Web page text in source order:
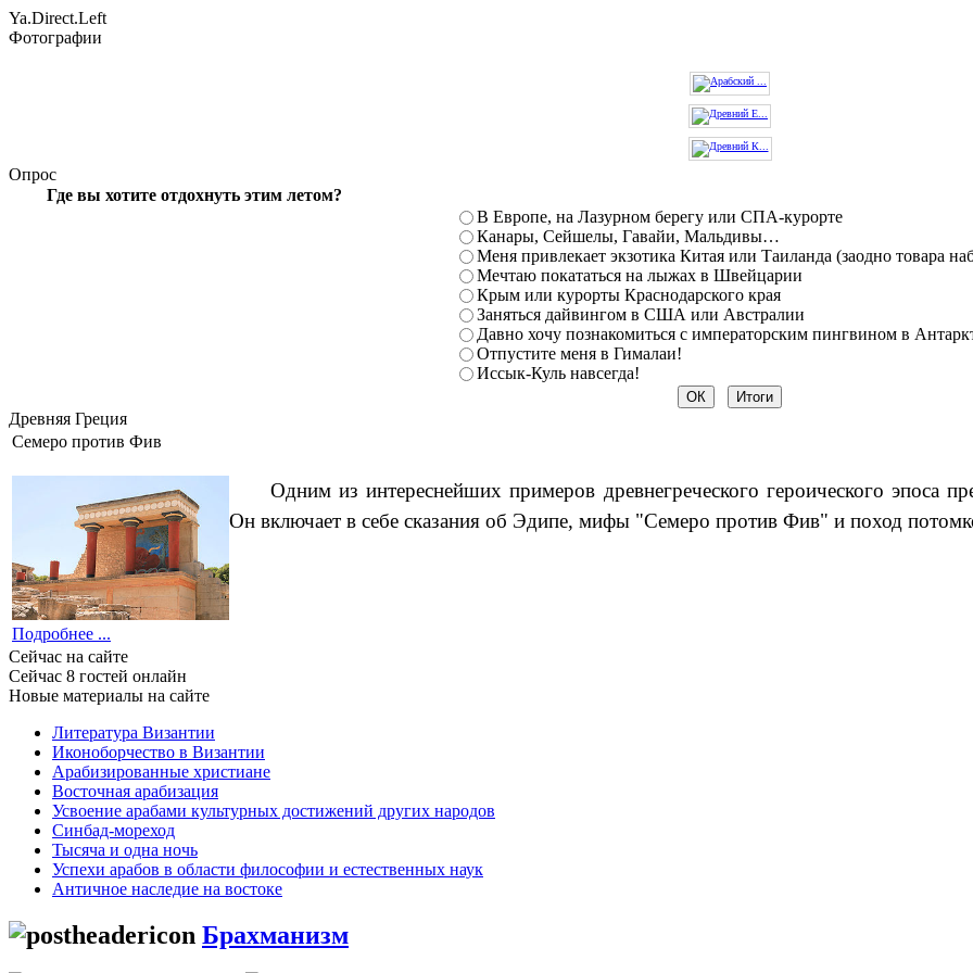
Ya.Direct.Left
Фотографии
Опрос
Где вы хотите отдохнуть этим летом?
В Европе, на Лазурном берегу или СПА-курорте
Канары, Сейшелы, Гавайи, Мальдивы…
Меня привлекает экзотика Китая или Таиланда (заодно товара
Мечтаю покататься на лыжах в Швейцарии
Крым или курорты Краснодарского края
Заняться дайвингом в США или Австралии
Давно хочу познакомиться с императорским пингвином в
Отпустите меня в Гималаи!
Иссык-Куль навсегда!
Древняя Греция
Семеро против Фив
Одним из интереснейших примеров древнегреческого героического эпоса
Он включает в себе сказания об Эдипе, мифы "Семеро против Фив" и поход
Подробнее ...
Сейчас на сайте
Сейчас 8 гостей онлайн
Новые материалы на сайте
Литература Византии
Иконоборчество в Византии
Арабизированные христиане
Восточная арабизация
Усвоение арабами культурных достижений других народов
Синбад-мореход
Тысяча и одна ночь
Успехи арабов в области философии и естественных наук
Античное наследие на востоке
Брахманизм